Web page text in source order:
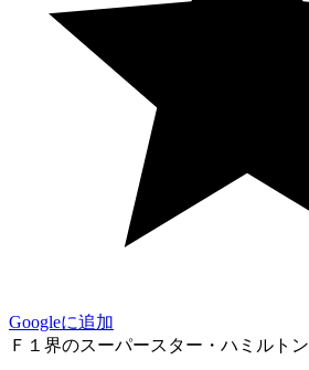
Googleに追加
Ｆ１界のスーパースター・ハミルトン